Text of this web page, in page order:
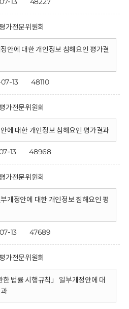
가전문위원회
안에 대한 개인정보 침해요인 평가결
13 48110
가전문위원회
에 대한 개인정보 침해요인 평가결과
13 48968
가전문위원회
개정안에 대한 개인정보 침해요인 평
13 47689
가전문위원회
한 법률 시행규칙」 일부개정안에 대